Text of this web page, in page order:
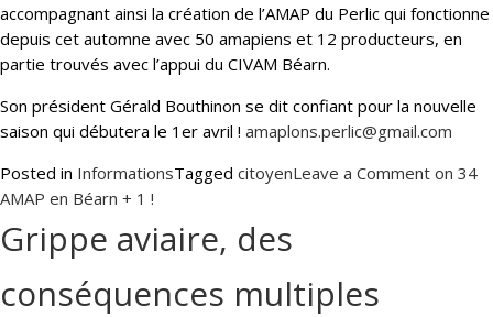
accompagnant ainsi la création de l’AMAP du Perlic qui fonctionne
depuis cet automne avec 50 amapiens et 12 producteurs, en
partie trouvés avec l’appui du CIVAM Béarn.
Son président Gérald Bouthinon se dit confiant pour la nouvelle
saison qui débutera le 1er avril ! amaplons.perlic@gmail.com
Posted in InformationsTagged citoyenLeave a Comment on 34
AMAP en Béarn + 1 !
Grippe aviaire, des
conséquences multiples